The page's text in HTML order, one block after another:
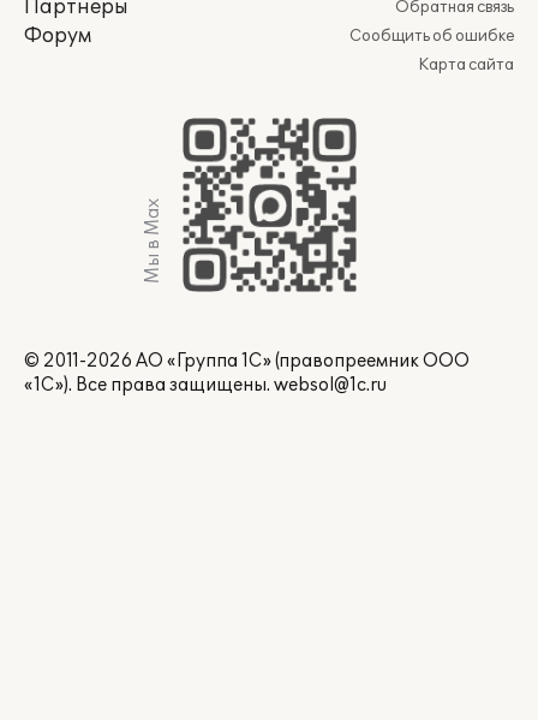
Партнеры
Форум
Обратная связь
Сообщить об ошибке
Карта сайта
Мы в Max
© 2011-2026 АО «Группа 1С» (правопреемник ООО
«1С»). Все права защищены. websol@1c.ru